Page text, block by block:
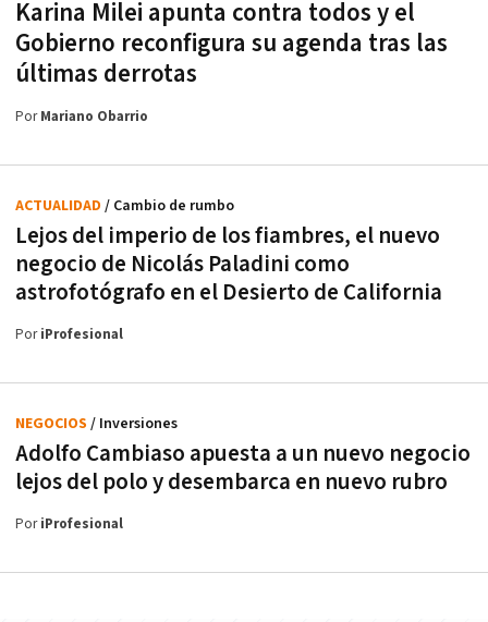
Karina Milei apunta contra todos y el
Gobierno reconfigura su agenda tras las
últimas derrotas
PorMariano Obarrio
Lejos del imperio de los fiambres, el nuevo
negocio de Nicolás Paladini como
astrofotógrafo en el Desierto de California
ACTUALIDAD / Cambio de rumbo
PoriProfesional
Adolfo Cambiaso apuesta a un nuevo negocio
lejos del polo y desembarca en nuevo rubro
NEGOCIOS / Inversiones
PoriProfesional